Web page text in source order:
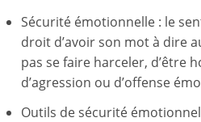
Sécurité émotionnelle : le
droit d’avoir son mot à dire
pas se faire harceler, d’être
d’agression ou d’offense
Outils de sécurité